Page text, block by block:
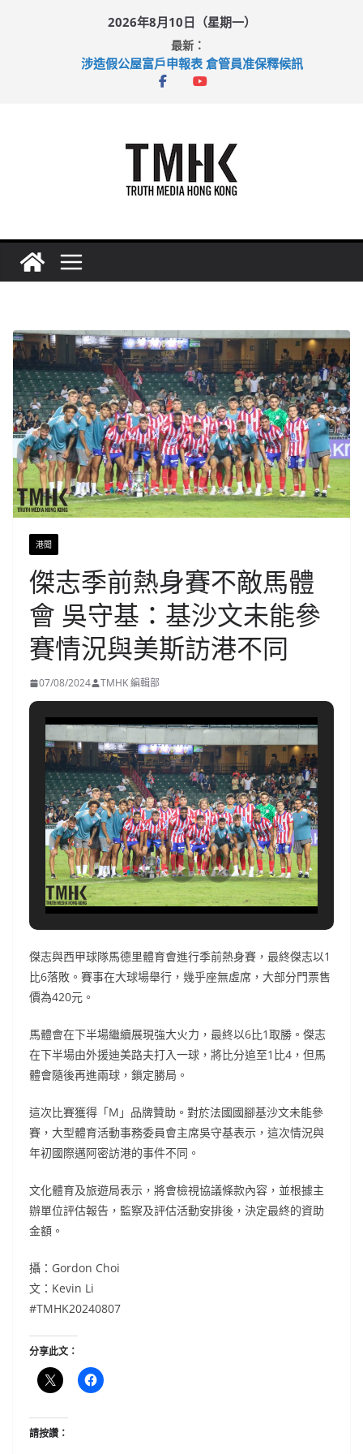
2026年8月10日（星期一）
最新：
涉造假公屋富戶申報表 倉管員准保釋候訊
港聞
傑志季前熱身賽不敵馬體
會 吳守基：基沙文未能參
賽情況與美斯訪港不同
07/08/2024 TMHK 編輯部
傑志與西甲球隊馬德里體育會進行季前熱身賽，最終傑志以1
比6落敗。賽事在大球場舉行，幾乎座無虛席，大部分門票售
價為420元。
馬體會在下半場繼續展現強大火力，最終以6比1取勝。傑志
在下半場由外援迪美路夫打入一球，將比分追至1比4，但馬
體會隨後再進兩球，鎖定勝局。
這次比賽獲得「M」品牌贊助。對於法國國腳基沙文未能參
賽，大型體育活動事務委員會主席吳守基表示，這次情況與
年初國際邁阿密訪港的事件不同。
文化體育及旅遊局表示，將會檢視協議條款內容，並根據主
辦單位評估報告，監察及評估活動安排後，決定最終的資助
金額。
攝：Gordon Choi
文：Kevin Li
#TMHK20240807
分享此文：
請按讚：